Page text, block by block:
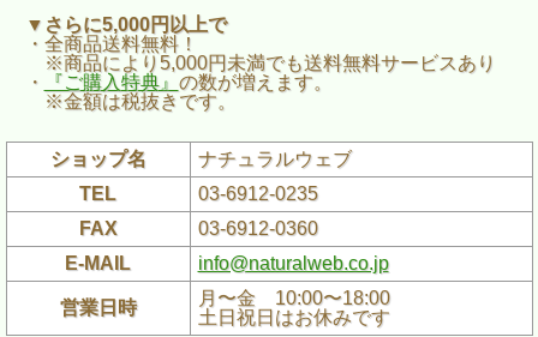
▼さらに5,000円以上で
・全商品送料無料！
※商品により5,000円未満でも送料無料サービスあり
・
『ご購入特典』 の数が増えます。
※金額は税抜きです。
ショップ名
ナチュラルウェブ
TEL
03-6912-0235
FAX
03-6912-0360
E-MAIL
info@naturalweb.co.jp
営業日時
月〜金 10:00〜18:00
土日祝日はお休みです